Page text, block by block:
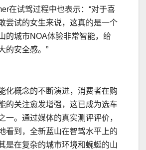
在试驾过程中也表示：“对于喜
尝试的女生来说，这真的是一个
的城市NOA体验非常智能，给
的安全感。”
化概念的不断演进，消费者在购
的关注愈发增强，这已成为选车
一。通过媒体的真实测评评价，
看到，全新蓝山在智驾水平上的
是在复杂的城市环境和蜿蜒的山